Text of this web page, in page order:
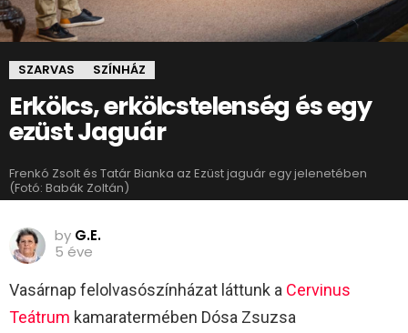
SZARVAS SZÍNHÁZ
Erkölcs, erkölcstelenség és egy
ezüst Jaguár
Frenkó Zsolt és Tatár Bianka az Ezüst jaguár egy jelenetében
(Fotó: Babák Zoltán)
by G.E.
5 éve
Vasárnap felolvasószínházat láttunk a Cervinus
Teátrum kamaratermében Dósa Zsuzsa